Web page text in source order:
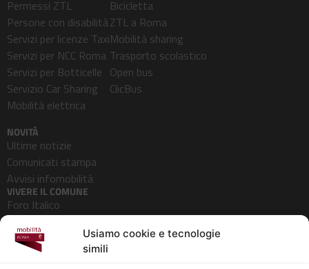
Usiamo cookie e tecnologie
simili
Permessi ZTL
Persone con disabilità
Servizi per licenze Taxi
Servizi per NCC Roma
Servizi per Botticelle
Servizio Car Sharing
Mobilità elettrica
Bicicletta
ZTL a Roma
Mobilità sharing
Trasporto scolastico
Open bus
ClicBus
NOVITÀ
Ultime notizie
Comunicati stampa
Avvisi infomobilità
VIVERE IL COMUNE
Foro Italico
Pedonalizzazioni
Aeroporti